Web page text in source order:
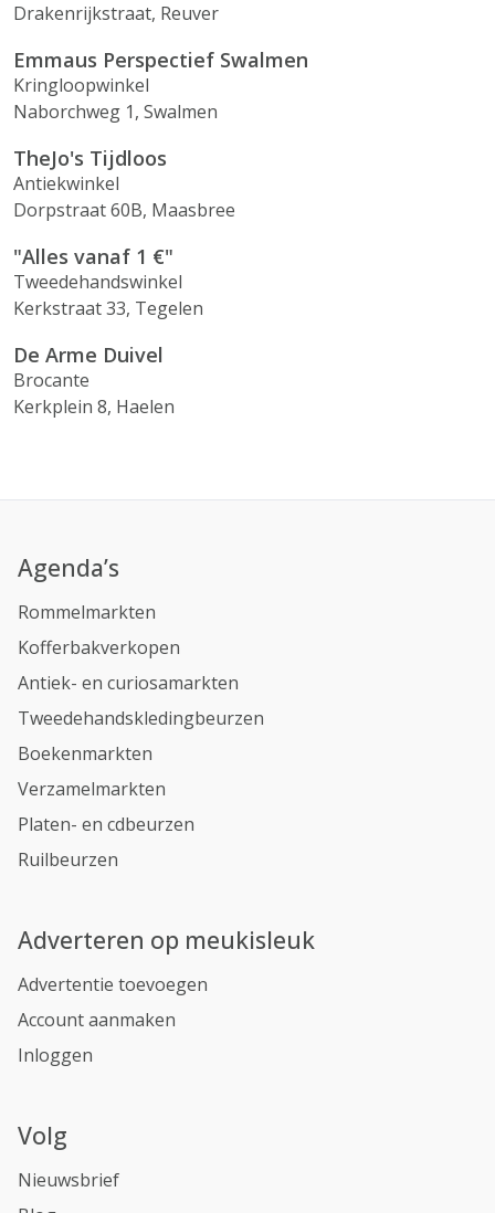
Drakenrijkstraat, Reuver
Emmaus Perspectief Swalmen
Kringloopwinkel
Naborchweg 1, Swalmen
TheJo's Tijdloos
Antiekwinkel
Dorpstraat 60B, Maasbree
"Alles vanaf 1 €"
Tweedehandswinkel
Kerkstraat 33, Tegelen
De Arme Duivel
Brocante
Kerkplein 8, Haelen
Agenda’s
Rommelmarkten
Kofferbakverkopen
Antiek- en curiosamarkten
Tweedehandskledingbeurzen
Boekenmarkten
Verzamelmarkten
Platen- en cdbeurzen
Ruilbeurzen
Adverteren op meukisleuk
Advertentie toevoegen
Account aanmaken
Inloggen
Volg
Nieuwsbrief